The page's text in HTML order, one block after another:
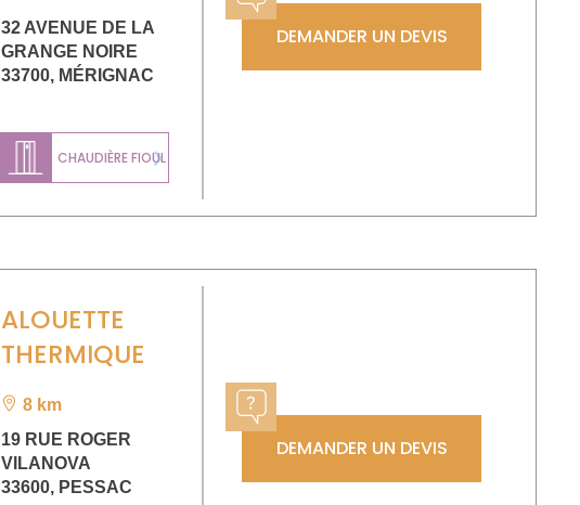
32 AVENUE DE LA
GRANGE NOIRE
33700, MÉRIGNAC
CHAUDIÈRE FIOUL
Next
DEMANDER UN DEVIS
ALOUETTE
THERMIQUE
8 km
19 RUE ROGER
VILANOVA
33600, PESSAC
DEMANDER UN DEVIS